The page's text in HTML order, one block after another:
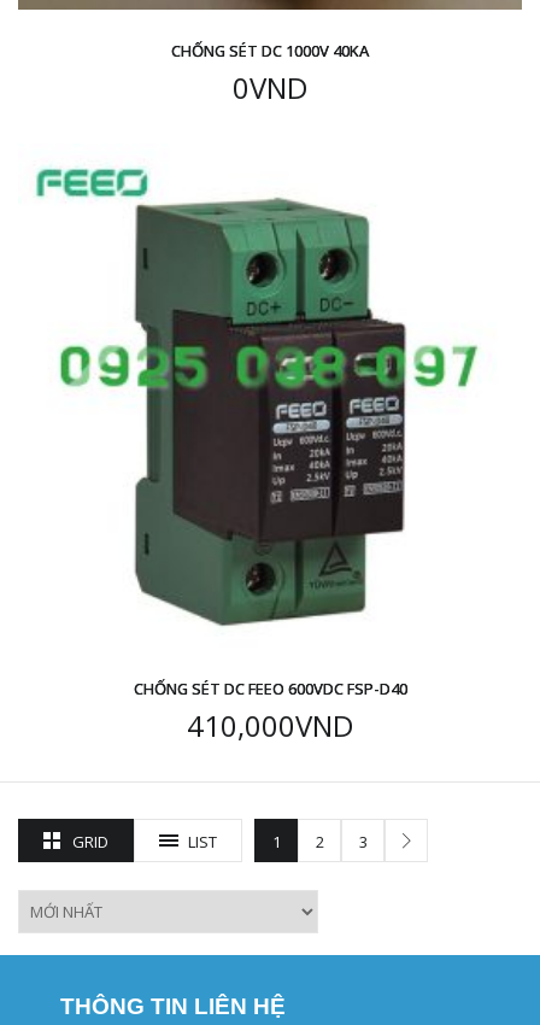
CHỐNG SÉT DC 1000V 40KA
0VND
CHỐNG SÉT DC FEEO 600VDC FSP-D40
410,000VND
GRID LIST 1 2 3
THÔNG TIN LIÊN HỆ